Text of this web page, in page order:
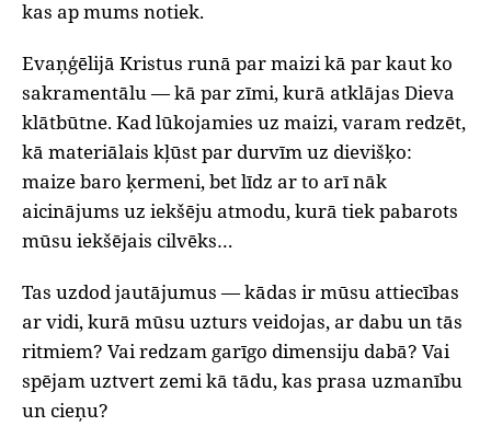
kas ap mums notiek.
Evaņģēlijā Kristus runā par maizi kā par kaut ko
sakramentālu — kā par zīmi, kurā atklājas Dieva
klātbūtne. Kad lūkojamies uz maizi, varam redzēt,
kā materiālais kļūst par durvīm uz dievišķo:
maize baro ķermeni, bet līdz ar to arī nāk
aicinājums uz iekšēju atmodu, kurā tiek pabarots
mūsu iekšējais cilvēks…
Tas uzdod jautājumus — kādas ir mūsu attiecības
ar vidi, kurā mūsu uzturs veidojas, ar dabu un tās
ritmiem? Vai redzam garīgo dimensiju dabā? Vai
spējam uztvert zemi kā tādu, kas prasa uzmanību
un cieņu?